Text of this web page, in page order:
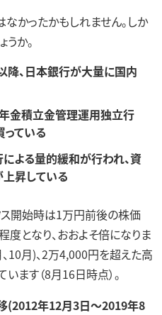
かったかもしれません。しか
うか。
、日本銀行が大量に国内
金積立金管理運用独立行
っている
による量的緩和が行われ、資
昇している
開始時は1万円前後の株価
となり、おおよそ倍になりま
10月)、2万4,000円を超えた高
ます（8月16日時点）。
(2012年12月3日～2019年8